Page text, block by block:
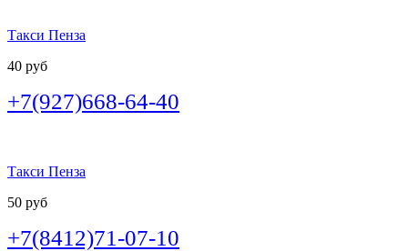
Такси Пенза
40 руб
+7(927)668-64-40
Такси Пенза
50 руб
+7(8412)71-07-10